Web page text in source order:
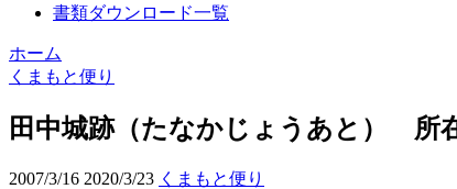
書類ダウンロード一覧
ホーム
くまもと便り
田中城跡（たなかじょうあと） 所
2007/3/16 2020/3/23 くまもと便り